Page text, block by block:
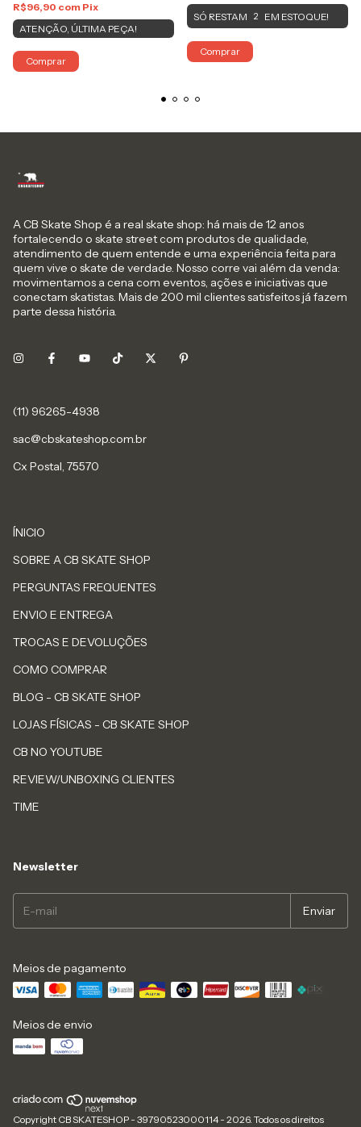
R$96,90 com Pix
ATENÇÃO, ÚLTIMA PEÇA!
Comprar
SÓ RESTAM 2 EM ESTOQUE!
Comprar
A CB Skate Shop é a real skate shop: há mais de 12 anos
fortalecendo o skate street com produtos de qualidade,
atendimento de quem entende e uma experiência feita para
quem vive o skate de verdade. Nosso corre vai além da venda:
movimentamos a cena com eventos, ações e iniciativas que
conectam skatistas. Mais de 200 mil clientes satisfeitos já fazem
parte dessa história.
sac@cbskateshop.com.br
Cx Postal, 75570
ÍNICIO
SOBRE A CB SKATE SHOP
PERGUNTAS FREQUENTES
ENVIO E ENTREGA
TROCAS E DEVOLUÇÕES
COMO COMPRAR
BLOG - CB SKATE SHOP
LOJAS FÍSICAS - CB SKATE SHOP
CB NO YOUTUBE
REVIEW/UNBOXING CLIENTES
TIME
Newsletter
Meios de pagamento
Meios de envio
Copyright CB SKATESHOP - 39790523000114 - 2026. Todos os direitos